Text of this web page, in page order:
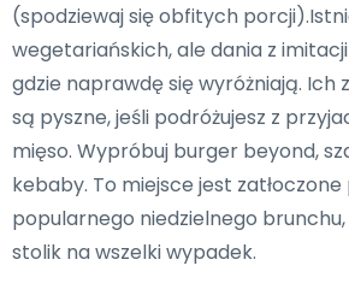
(spodziewaj się obfitych
wegetariańskich, ale dania z
gdzie naprawdę się wyróżniają. Ich
są pyszne, jeśli podróżujesz z
mięso. Wypróbuj burger beyond,
kebaby. To miejsce jest
popularnego niedzielnego
stolik na wszelki wypadek.